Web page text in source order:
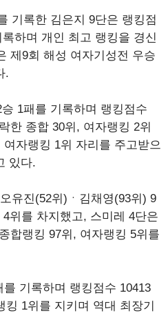
기록한 김은지 9단은 랭킹점
하며 개인 최고 랭킹을 경신
제9회 해성 여자기성전 우승
.
1패를 기록하며 랭킹점수
한 종합 30위, 여자랭킹 2위
자랭킹 1위 자리를 주고받으
있다.
유진(52위)ㆍ김채영(93위) 9
위를 차지했고, 스미레 4단은
합랭킹 97위, 여자랭킹 5위를
기록하며 랭킹점수 10413
킹 1위를 지키며 역대 최장기